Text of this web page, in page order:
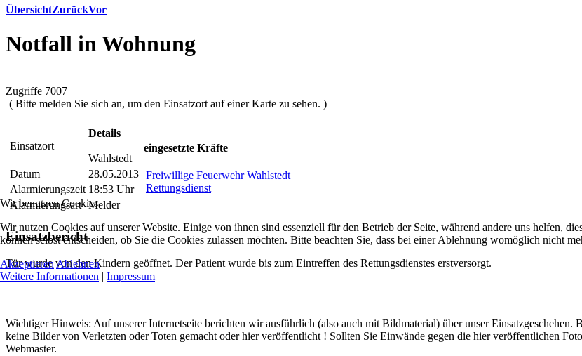
ÜbersichtZurückVor
Notfall in Wohnung
Zugriffe 7007
( Bitte melden Sie sich an, um den Einsatzort auf einer Karte zu sehen. )
Einsatzort
Details
Wahlstedt
Datum
28.05.2013
Alarmierungszeit 18:53 Uhr
Alarmierungsart Melder
eingesetzte Kräfte
Freiwillige Feuerwehr Wahlstedt
Rettungsdienst
Einsatzbericht
Tür wurde von den Kindern geöffnet. Der Patient wurde bis zum Eintreffen des Rettungsdienstes erstversorgt.
Wichtiger Hinweis: Auf unserer Internetseite berichten wir ausführlich (also auch mit Bildmaterial) über unser Einsatzgeschehen.
keine Bilder von Verletzten oder Toten gemacht oder hier veröffentlicht ! Sollten Sie Einwände gegen die hier veröffentlichen
Webmaster.
Wir benutzen Cookies
Wir nutzen Cookies auf unserer Website. Einige von ihnen sind essenziell für den Betrieb der Seite, während andere uns helfen,
können selbst entscheiden, ob Sie die Cookies zulassen möchten. Bitte beachten Sie, dass bei einer Ablehnung womöglich nicht
Akzeptieren Ablehnen
Weitere Informationen | Impressum